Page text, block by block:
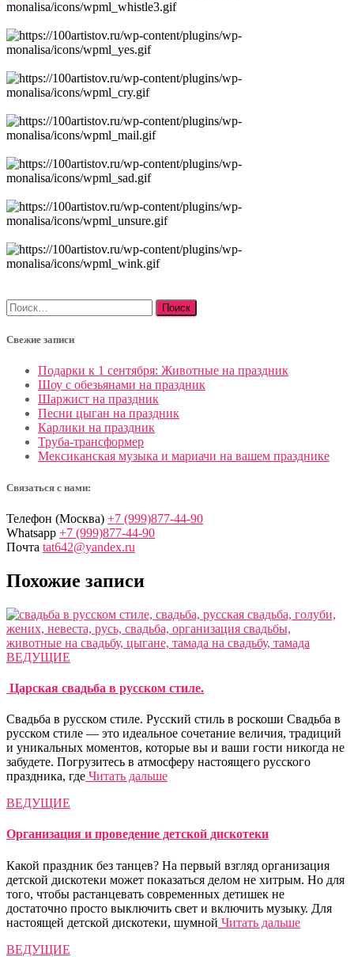
Найти:
Свежие записи
Подарки к 1 сентября: Животные на праздник
Шоу с обезьянами на праздник
Шаржист на праздник
Песни цыган на праздник
Карлики на праздник
Труба-трансформер
Мексиканская музыка и мариачи на вашем празднике
Связаться с нами:
Телефон (Москва) +7 (999)877-44-90
Whatsapp +7 (999)877-44-90
Почта tat642@yandex.ru
Похожие записи
ВЕДУЩИЕ
Царская свадьба в русском стиле.
Свадьба в русском стиле. Русский стиль в роскоши Cвадьба в
русском стиле — это идеальное сочетание величия, традиций
и уникальных моментов, которые вы и ваши гости никогда не
забудете. Погрузитесь в атмосферу настоящего русского
праздника, где Читать дальше
ВЕДУЩИЕ
Организация и проведение детской дискотеки
Какой праздник без танцев? На первый взгляд организация
детской дискотеки может показаться делом не хитрым. Но для
того, чтобы растанцевать современных детишек не
достаточно просто выключить свет и включить музыку. Для
настоящей детской дискотеки, шумной Читать дальше
ВЕДУЩИЕ